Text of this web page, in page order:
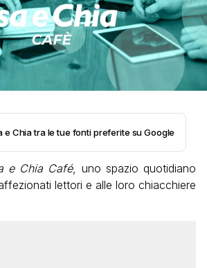
e Chia tra le tue fonti preferite su Google
e Chia Café, uno spazio quotidiano
lettori e alle loro chiacchiere